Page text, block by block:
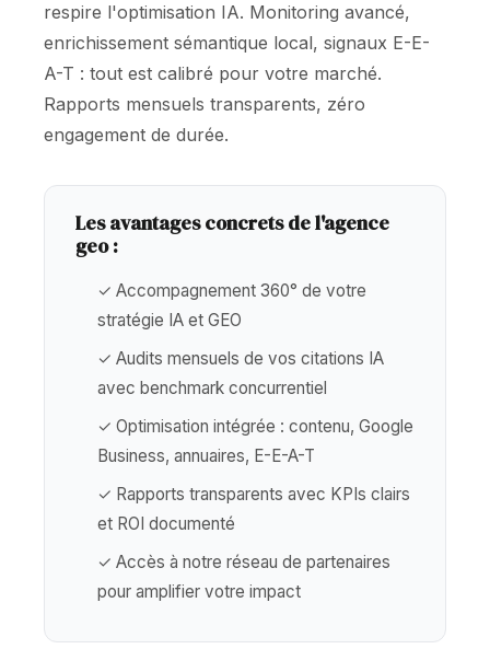
respire l'optimisation IA. Monitoring avancé,
enrichissement sémantique local, signaux E-E-
A-T : tout est calibré pour votre marché.
Rapports mensuels transparents, zéro
engagement de durée.
Les avantages concrets de l'agence
geo :
✓ Accompagnement 360° de votre
stratégie IA et GEO
✓ Audits mensuels de vos citations IA
avec benchmark concurrentiel
✓ Optimisation intégrée : contenu, Google
Business, annuaires, E-E-A-T
✓ Rapports transparents avec KPIs clairs
et ROI documenté
✓ Accès à notre réseau de partenaires
pour amplifier votre impact